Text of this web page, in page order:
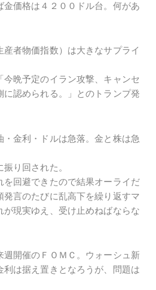
金価格は４２００ドル台。何があ
者物価指数）は大きなサプライ
晩予定のイラン攻撃、キャンセ
に認められる。」とのトランプ発
金利・ドルは急落。金と株は急
り回された。
を回避できたので結果オーライだ
言のたびに乱高下を繰り返すマ
現実ゆえ、受け止めねばならな
週開催のＦＯＭＣ。ウォーシュ新
は据え置きとなろうが、問題は